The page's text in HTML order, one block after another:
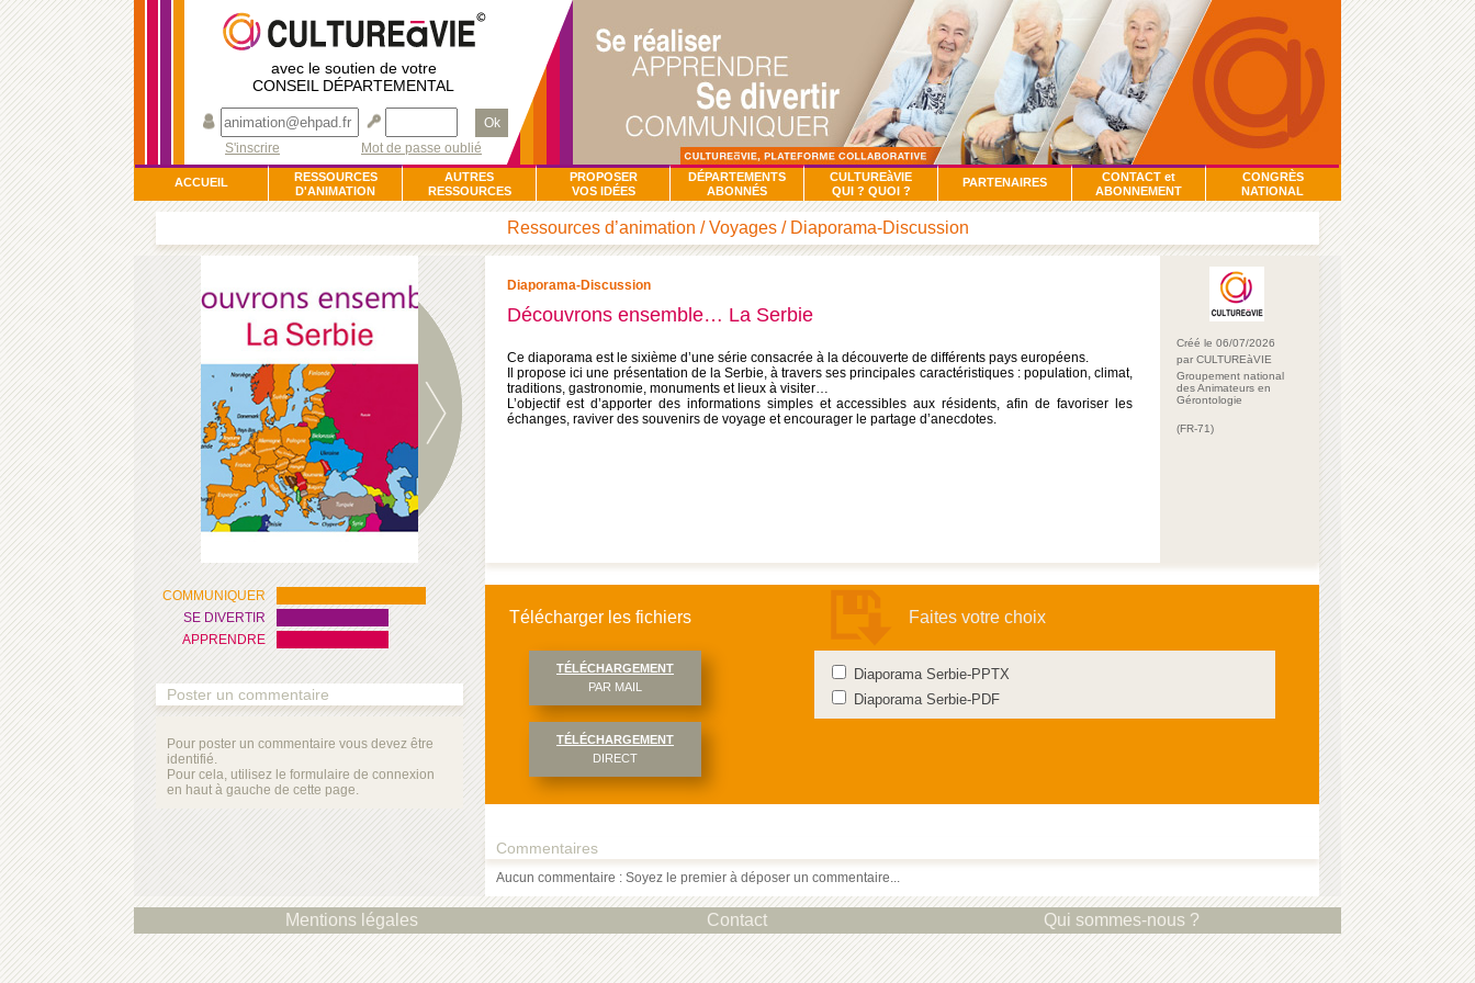
avec le soutien de votre
CONSEIL DÉPARTEMENTAL
Ok
S'inscrire
Mot de passe oublié
ACCUEIL
RESSOURCES
D'ANIMATION
AUTRES
RESSOURCES
PROPOSER
VOS IDÉES
DÉPARTEMENTS
ABONNÉS
CULTUREàVIE
QUI ? QUOI ?
PARTENAIRES
CONTACT et
ABONNEMENT
CONGRÈS
NATIONAL
Ressources d’animation / Voyages / Diaporama-Discussion
COMMUNIQUER
SE DIVERTIR
APPRENDRE
Poster un commentaire
Pour poster un commentaire vous devez être
identifié.
Pour cela, utilisez le formulaire de connexion
en haut à gauche de cette page.
Diaporama-Discussion
Découvrons ensemble… La Serbie
Ce diaporama est le sixième d’une série consacrée à la découverte de différents pays européens.
Il propose ici une présentation de la Serbie, à travers ses principales caractéristiques : population, climat,
traditions, gastronomie, monuments et lieux à visiter…
L’objectif est d’apporter des informations simples et accessibles aux résidents, afin de favoriser les
échanges, raviver des souvenirs de voyage et encourager le partage d’anecdotes.
Créé le 06/07/2026
par CULTUREàVIE
Groupement national
des Animateurs en
Gérontologie
(FR-71)
Télécharger les fichiers Faites votre choix
TÉLÉCHARGEMENT
PAR MAIL
TÉLÉCHARGEMENT
DIRECT
Diaporama Serbie-PPTX
Diaporama Serbie-PDF
Commentaires
Aucun commentaire : Soyez le premier à déposer un commentaire...
Mentions légales Contact Qui sommes-nous ?